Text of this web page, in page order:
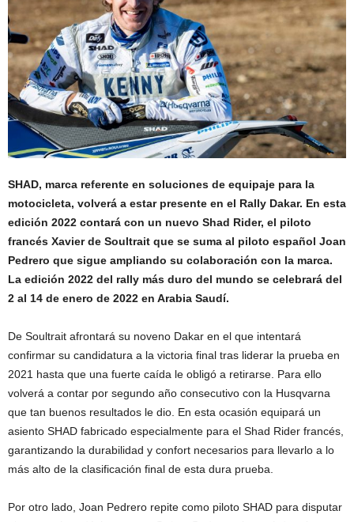
SHAD, marca referente en soluciones de equipaje para la
motocicleta, volverá a estar presente en el Rally Dakar. En esta
edición 2022 contará con un nuevo Shad Rider, el piloto
francés Xavier de Soultrait que se suma al piloto español Joan
Pedrero que sigue ampliando su colaboración con la marca.
La edición 2022 del rally más duro del mundo se celebrará del
2 al 14 de enero de 2022 en Arabia Saudí.
De Soultrait afrontará su noveno Dakar en el que intentará
confirmar su candidatura a la victoria final tras liderar la prueba en
2021 hasta que una fuerte caída le obligó a retirarse. Para ello
volverá a contar por segundo año consecutivo con la Husqvarna
que tan buenos resultados le dio. En esta ocasión equipará un
asiento SHAD fabricado especialmente para el Shad Rider francés,
garantizando la durabilidad y confort necesarios para llevarlo a lo
más alto de la clasificación final de esta dura prueba.
Por otro lado, Joan Pedrero repite como piloto SHAD para disputar